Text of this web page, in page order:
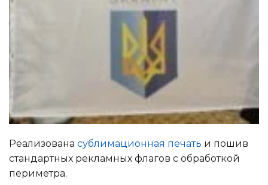
Реализована сублимационная печать и пошив
стандартных рекламных флагов с обработкой
периметра.